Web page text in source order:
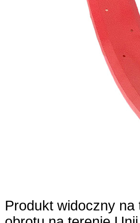
Produkt widoczny na